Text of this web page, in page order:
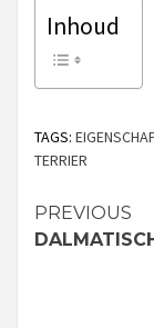
Inhoud
TAGS:
TERRIER
PREVIOUS